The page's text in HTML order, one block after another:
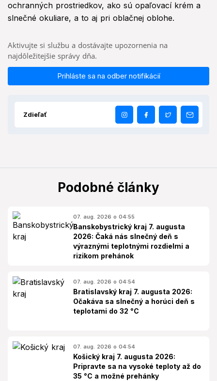
ochranných prostriedkov, ako sú opaľovací krém a
slnečné okuliare, a to aj pri oblačnej oblohe.
Aktivujte si službu a dostávajte upozornenia na
najdôležitejšie správy dňa.
Prihláste sa na odber notifikácií
Zdieľať
Podobné články
07. aug. 2026 o 04:55
Banskobystrický kraj 7. augusta
2026: Čaká nás slnečný deň s
výraznými teplotnými rozdielmi a
rizikom prehánok
07. aug. 2026 o 04:54
Bratislavský kraj 7. augusta 2026:
Očakáva sa slnečný a horúci deň s
teplotami do 32 °C
07. aug. 2026 o 04:54
Košický kraj 7. augusta 2026:
Pripravte sa na vysoké teploty až do
35 °C a možné prehánky